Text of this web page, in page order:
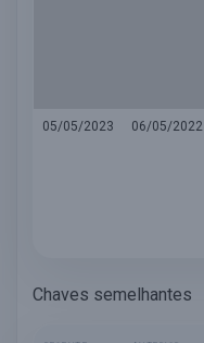
05/05/2023 06/05/2022
Chaves semelhantes